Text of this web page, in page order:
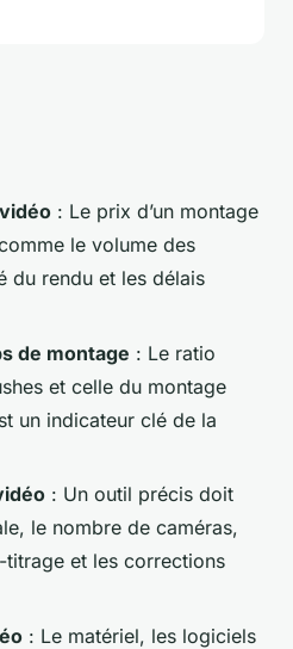
: Le prix d’un montage
le volume des
du rendu et les délais
de montage : Le ratio
et celle du montage
un indicateur clé de la
: Un outil précis doit
le nombre de caméras,
titrage et les corrections
: Le matériel, les logiciels